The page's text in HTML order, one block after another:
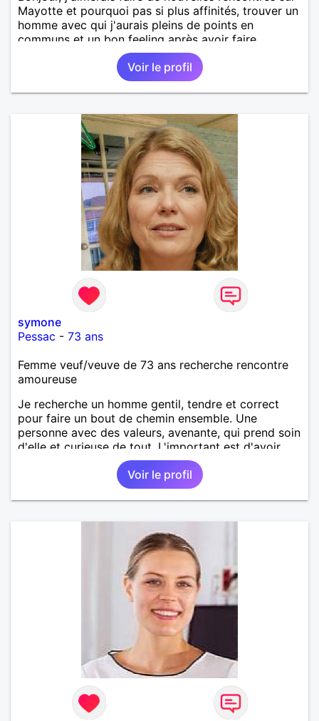
Mayotte et pourquoi pas si plus affinités, trouver un
homme avec qui j'aurais pleins de points en
communs et un bon feeling après avoir faire
connaissance bien sûr.
Voir le profil
symone
Pessac - 73 ans
Femme veuf/veuve de 73 ans recherche rencontre
amoureuse
Je recherche un homme gentil, tendre et correct
pour faire un bout de chemin ensemble. Une
personne avec des valeurs, avenante, qui prend soin
d'elle et curieuse de tout. L'important est d'avoir
une complicité de tous les instants. Je suis prête de
nouveau a faire confiance mais avec des limites. Au
plaisir de vous lire et essayez de répondre !
Voir le profil